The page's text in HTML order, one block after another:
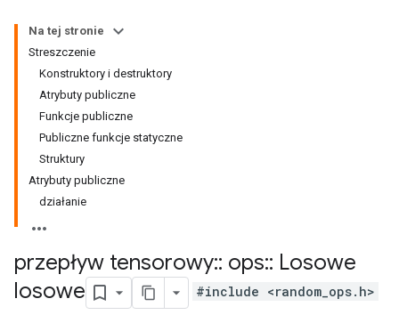
Na tej stronie
Streszczenie
Konstruktory i destruktory
Atrybuty publiczne
Funkcje publiczne
Publiczne funkcje statyczne
Struktury
Atrybuty publiczne
działanie
przepływ tensorowy:: ops:: Losowe
losowe
#include <random_ops.h>